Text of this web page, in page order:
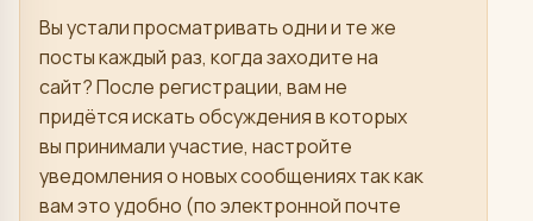
Вы устали просматривать одни и те же
посты каждый раз, когда заходите на
сайт? После регистрации, вам не
придётся искать обсуждения в которых
вы принимали участие, настройте
уведомления о новых сообщениях так как
вам это удобно (по электронной почте